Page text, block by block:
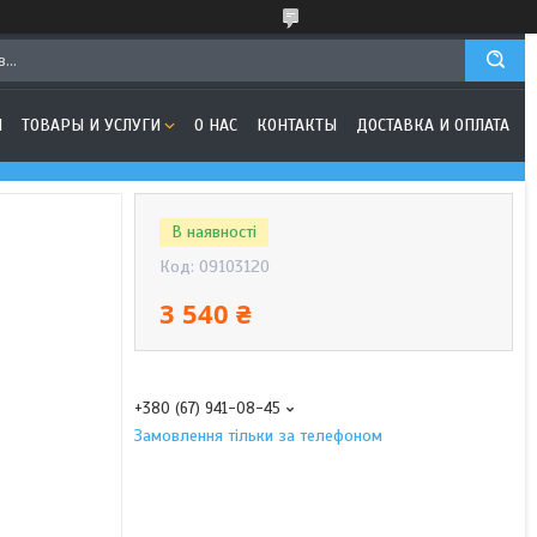
ТОВАРЫ И УСЛУГИ О НАС КОНТАКТЫ ДОСТАВКА И ОПЛАТА
В наявності
Код: 09103120
3 540 ₴
+380 (67) 941-08-45
Замовлення тільки за телефоном